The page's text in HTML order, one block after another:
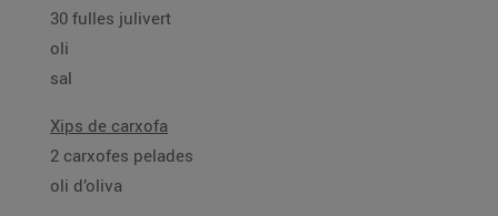
30 fulles julivert
oli
sal
Xips de carxofa
2 carxofes pelades
oli d’oliva